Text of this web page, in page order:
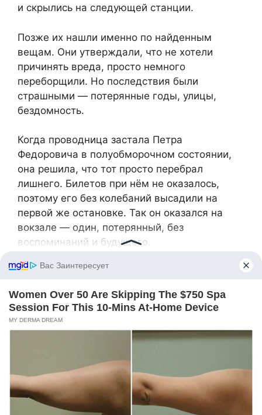
и скрылись на следующей станции.
Позже их нашли именно по найденным
вещам. Они утверждали, что не хотели
причинять вреда, просто немного
переборщили. Но последствия были
страшными — потерянные годы, улицы,
бездомность.
Когда проводница застала Петра
Федоровича в полуобморочном состоянии,
она решила, что тот просто перебрал
лишнего. Билетов при нём не оказалось,
поэтому его без колебаний высадили на
первой же остановке. Так он оказался на
вокзале — один, потерянный, без
воспоминаний и будущего.
Но даже эта трагедия принесла кое-что
бездомности. Петр Федорович не остался в
стороне — часть своих средств он направил
на создание центра помощи для людей,
оказавшихся в трудной жизненной ситуации.
Центр он построил в том самом городе, где
прожил семь лет среди бездомных. Первым
делом туда пригласил тех, кто был рядом